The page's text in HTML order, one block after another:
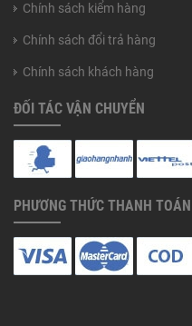
Chính sách kiểm hàng
Chính sách đổi trả hàng
Chính sách khách hàng
ĐỐI TÁC VẬN CHUYỂN
PHƯƠNG THỨC THANH TOÁN